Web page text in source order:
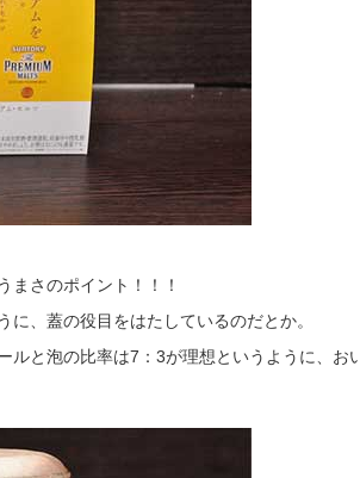
まさのポイント！！！
、蓋の役目をはたしているのだとか。
ルと泡の比率は7：3が理想というように、お